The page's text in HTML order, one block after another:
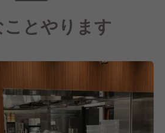
環境・待遇でお迎えします】
休めます。残業は月10時間～20
替えてメリハリのある働き方が
は全額支給で各種手当も充
カフェ、精肉店の社員割引あ
空間と美味をプライベートでお
とやります